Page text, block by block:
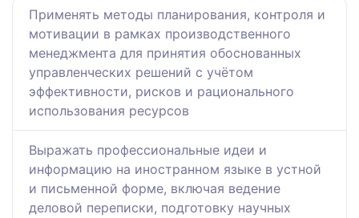
Применять методы планирования, контроля и
мотивации в рамках производственного
менеджмента для принятия обоснованных
управленческих решений с учётом
эффективности, рисков и рационального
использования ресурсов
Выражать профессиональные идеи и
информацию на иностранном языке в устной
и письменной форме, включая ведение
деловой переписки, подготовку научных